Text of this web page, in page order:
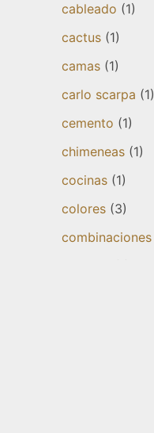
cableado (1)
cactus (1)
camas (1)
carlo scarpa (1)
cemento (1)
chimeneas (1)
cocinas (1)
colores (3)
combinaciones